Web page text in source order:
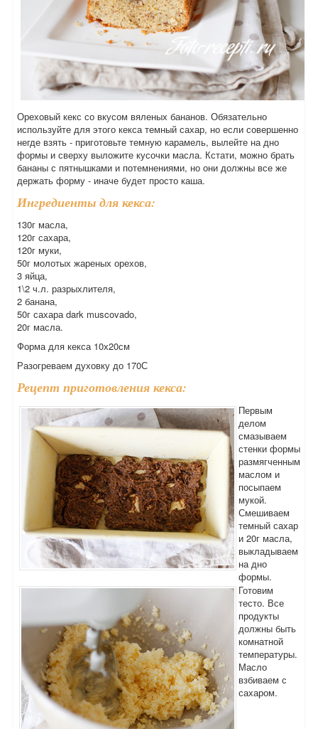
Ореховый кекс со вкусом вяленых бананов. Обязательно
используйте для этого кекса темный сахар, но если совершенно
негде взять - приготовьте темную карамель, вылейте на дно
формы и сверху выложите кусочки масла. Кстати, можно брать
бананы с пятнышками и потемнениями, но они должны все же
держать форму - иначе будет просто каша.
Ингредиенты для кекса:
130г масла,
120г сахара,
120г муки,
50г молотых жареных орехов,
3 яйца,
1\2 ч.л. разрыхлителя,
2 банана,
50г сахара dark muscovado,
20г масла.
Форма для кекса 10х20см
Разогреваем духовку до 170С
Рецепт приготовления кекса:
Первым
делом
смазываем
стенки формы
размягченным
маслом и
посыпаем
мукой.
Смешиваем
темный сахар
и 20г масла,
выкладываем
на дно
формы.
Готовим
тесто. Все
продукты
должны быть
комнатной
температуры.
Масло
взбиваем с
сахаром.